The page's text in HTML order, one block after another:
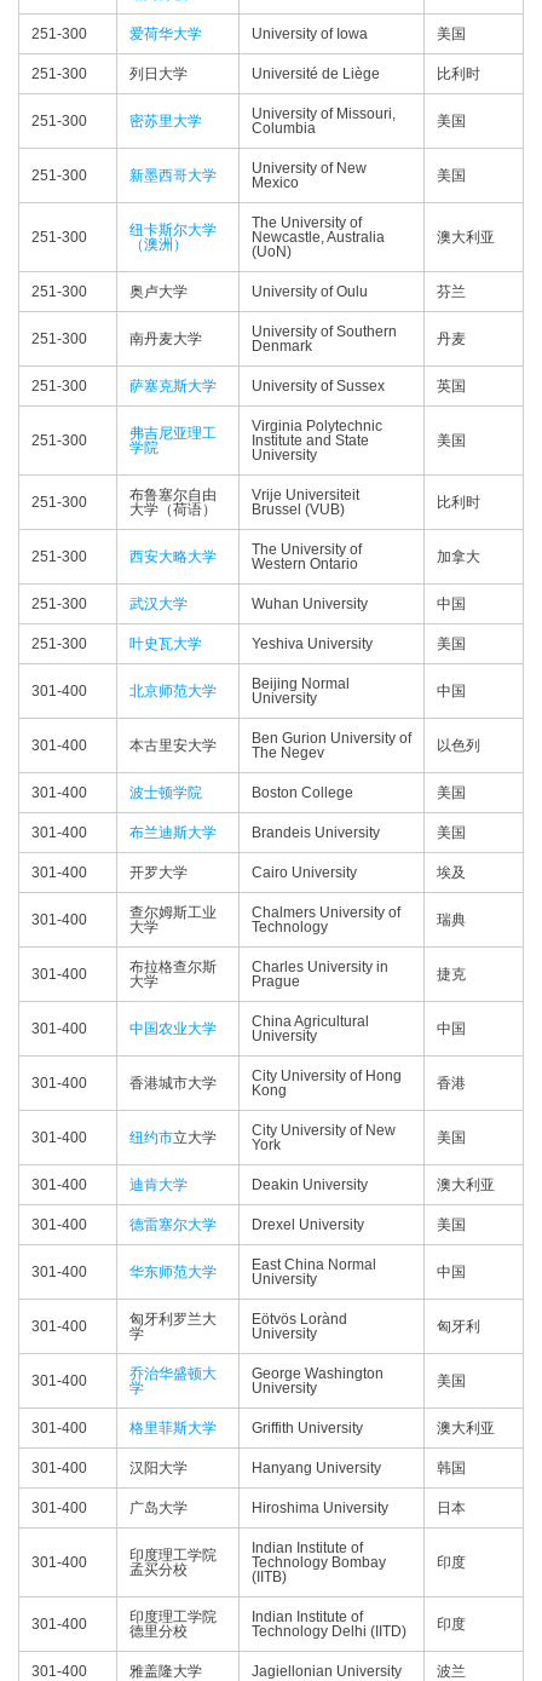
251-300 爱荷华大学 University of Iowa 美国
251-300 列日大学 Université de Liège 比利时
251-300 密苏里大学
University of Missouri,
Columbia
美国
251-300 新墨西哥大学
University of New
Mexico
美国
251-300
纽卡斯尔大学
（澳洲）
The University of
Newcastle, Australia
(UoN)
澳大利亚
251-300 奥卢大学 University of Oulu 芬兰
251-300 南丹麦大学
University of Southern
Denmark
丹麦
251-300 萨塞克斯大学 University of Sussex 英国
251-300
弗吉尼亚理工
学院
Virginia Polytechnic
Institute and State
University
美国
251-300
布鲁塞尔自由
大学（荷语）
Vrije Universiteit
Brussel (VUB)
比利时
251-300 西安大略大学
The University of
Western Ontario
加拿大
251-300 武汉大学 Wuhan University 中国
251-300 叶史瓦大学 Yeshiva University 美国
301-400 北京师范大学
Beijing Normal
University
中国
301-400 本古里安大学
Ben Gurion University of
The Negev
以色列
301-400 波士顿学院 Boston College 美国
301-400 布兰迪斯大学 Brandeis University 美国
301-400 开罗大学 Cairo University 埃及
301-400
查尔姆斯工业
大学
Chalmers University of
Technology
瑞典
301-400
布拉格查尔斯
大学
Charles University in
Prague
捷克
301-400 中国农业大学
China Agricultural
University
中国
301-400 香港城市大学
City University of Hong
Kong
香港
301-400 纽约市立大学
City University of New
York
美国
301-400 迪肯大学 Deakin University 澳大利亚
301-400 德雷塞尔大学 Drexel University 美国
301-400 华东师范大学
East China Normal
University
中国
301-400
匈牙利罗兰大
学
Eötvös Lorànd
University
匈牙利
301-400
乔治华盛顿大
学
George Washington
University
美国
301-400 格里菲斯大学 Griffith University 澳大利亚
301-400 汉阳大学 Hanyang University 韩国
301-400 广岛大学 Hiroshima University 日本
301-400
印度理工学院
孟买分校
Indian Institute of
Technology Bombay
(IITB)
印度
301-400
印度理工学院
德里分校
Indian Institute of
Technology Delhi (IITD)
印度
301-400 雅盖隆大学 Jagiellonian University 波兰